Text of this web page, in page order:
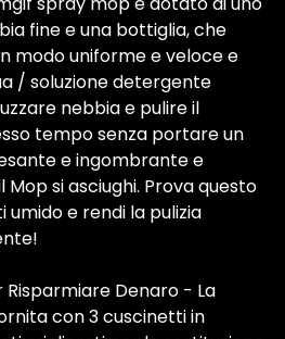
fine e una bottiglia, che
modo uniforme e veloce e
/ soluzione detergente
nebbia e pulire il
tempo senza portare un
e ingombrante e
si asciughi. Prova questo
e rendi la pulizia
Risparmiare Denaro - La
con 3 cuscinetti in